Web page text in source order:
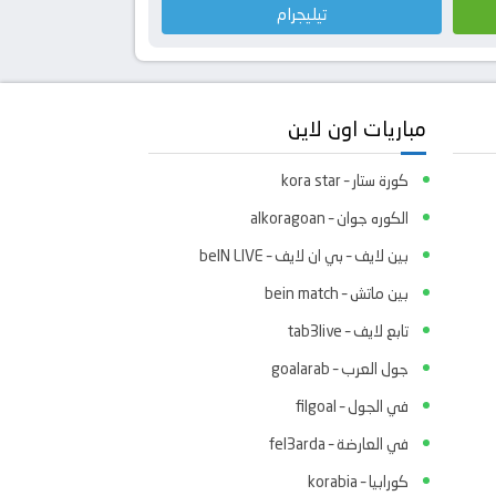
تيليجرام
مباريات اون لاين
كورة ستار – kora star
الكوره جوان – alkoragoan
بين لايف – بي ان لايف – beIN LIVE
بين ماتش – bein match
تابع لايف – tab3live
جول العرب – goalarab
في الجول – filgoal
في العارضة – fel3arda
كورابيا – korabia